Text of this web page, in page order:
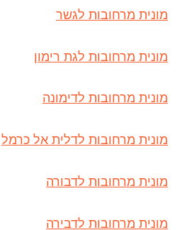
מונית מרחובות לגשר
מונית מרחובות לגת רימון
מונית מרחובות לדימונה
מונית מרחובות לדלית אל כרמל
מונית מרחובות לדבורה
מונית מרחובות לדבירה